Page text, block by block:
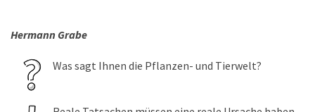
Hermann Grabe
Was sagt Ihnen die Pflanzen- und Tierwelt?